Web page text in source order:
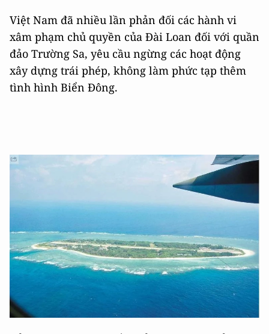
Việt Nam đã nhiều lần phản đối các hành vi
xâm phạm chủ quyền của Đài Loan đối với quần
đảo Trường Sa, yêu cầu ngừng các hoạt động
xây dựng trái phép, không làm phức tạp thêm
tình hình Biển Đông.